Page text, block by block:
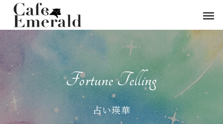
Fortune Telling